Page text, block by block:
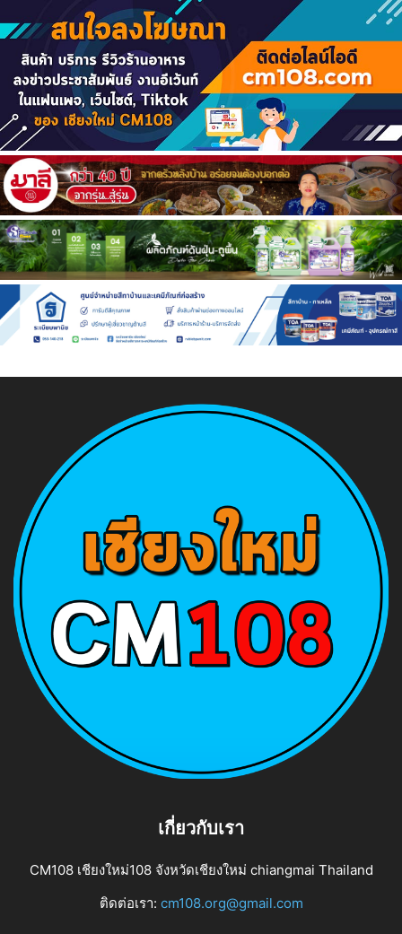
เกี่ยวกับเรา
CM108 เชียงใหม่108 จังหวัดเชียงใหม่ chiangmai Thailand
ติดต่อเรา: cm108.org@gmail.com